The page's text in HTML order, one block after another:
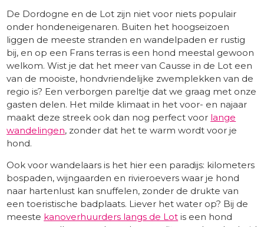
De Dordogne en de Lot zijn niet voor niets populair
onder hondeneigenaren. Buiten het hoogseizoen
liggen de meeste stranden en wandelpaden er rustig
bij, en op een Frans terras is een hond meestal gewoon
welkom. Wist je dat het meer van Causse in de Lot een
van de mooiste, hondvriendelijke zwemplekken van de
regio is? Een verborgen pareltje dat we graag met onze
gasten delen. Het milde klimaat in het voor- en najaar
maakt deze streek ook dan nog perfect voor lange
wandelingen, zonder dat het te warm wordt voor je
hond.
Ook voor wandelaars is het hier een paradijs: kilometers
bospaden, wijngaarden en rivieroevers waar je hond
naar hartenlust kan snuffelen, zonder de drukte van
een toeristische badplaats. Liever het water op? Bij de
meeste kanoverhuurders langs de Lot is een hond